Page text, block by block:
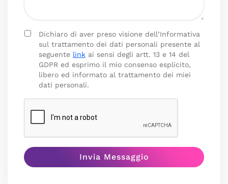
Dichiaro di aver preso visione dell’Informativa
sul trattamento dei dati personali presente al
seguente link ai sensi degli artt. 13 e 14 del
GDPR ed esprimo il mio consenso esplicito,
libero ed informato al trattamento dei miei
dati personali.